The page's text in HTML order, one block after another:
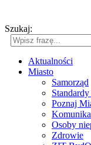
Szukaj:
Aktualności
Miasto
Samorząd
Poznaj
Osoby
Zdrowie